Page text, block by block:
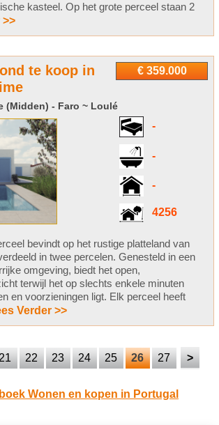
kasteel. Op het grote perceel staan 2
>>
€ 359.000
te koop in
(Midden) - Faro ~ Loulé
-
-
-
4256
bevindt op het rustige platteland van
in twee percelen. Genesteld in een
omgeving, biedt het open,
terwijl het op slechts enkele minuten
en voorzieningen ligt. Elk perceel heeft
Verder >>
22 23 24 25 26 27 >
Wonen en kopen in Portugal